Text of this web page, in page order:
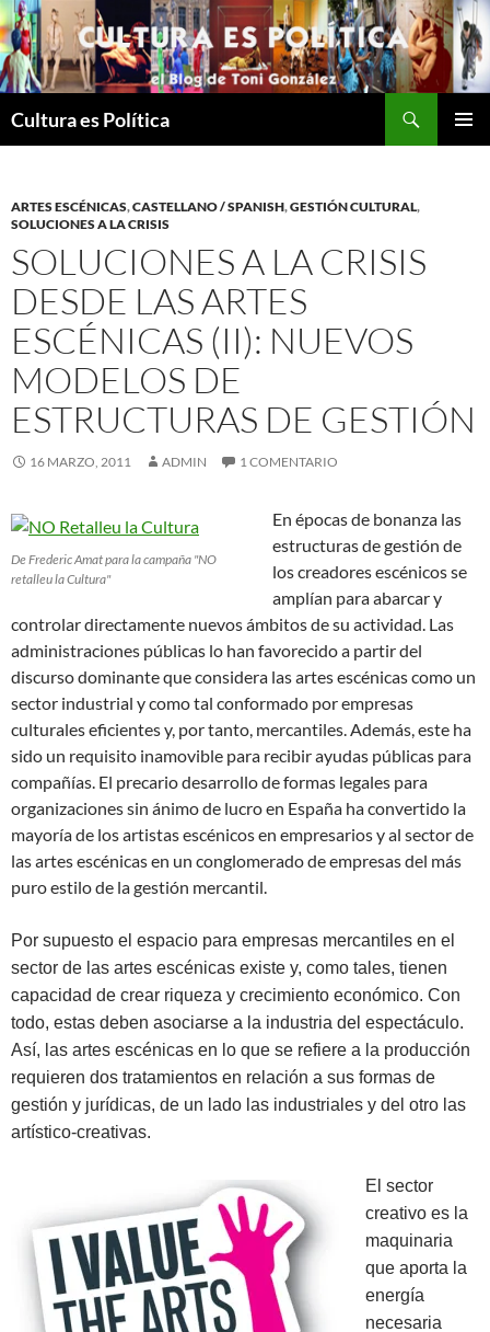
Saltar
al
contenido
Cultura es Política
ARTES ESCÉNICAS,CASTELLANO / SPANISH,GESTIÓN CULTURAL,
SOLUCIONES A LA CRISIS
SOLUCIONES A LA CRISIS
DESDE LAS ARTES
ESCÉNICAS (II): NUEVOS
MODELOS DE
ESTRUCTURAS DE GESTIÓN
16 MARZO, 2011 ADMIN 1 COMENTARIO
De Frederic Amat para la campaña "NO
retalleu la Cultura"
En épocas de bonanza las
estructuras de gestión de
los creadores escénicos se
amplían para abarcar y
controlar directamente nuevos ámbitos de su actividad. Las
administraciones públicas lo han favorecido a partir del
discurso dominante que considera las artes escénicas como un
sector industrial y como tal conformado por empresas
culturales eficientes y, por tanto, mercantiles. Además, este ha
sido un requisito inamovible para recibir ayudas públicas para
compañías. El precario desarrollo de formas legales para
organizaciones sin ánimo de lucro en España ha convertido la
mayoría de los artistas escénicos en empresarios y al sector de
las artes escénicas en un conglomerado de empresas del más
puro estilo de la gestión mercantil.
Por supuesto el espacio para empresas mercantiles en el
sector de las artes escénicas existe y, como tales, tienen
capacidad de crear riqueza y crecimiento económico. Con
todo, estas deben asociarse a la industria del espectáculo.
Así, las artes escénicas en lo que se refiere a la producción
requieren dos tratamientos en relación a sus formas de
gestión y jurídicas, de un lado las industriales y del otro las
artístico-creativas.
El sector
creativo es la
maquinaria
que aporta la
energía
necesaria